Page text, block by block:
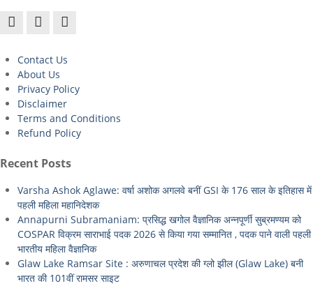
Contact Us
About Us
Privacy Policy
Disclaimer
Terms and Conditions
Refund Policy
Recent Posts
Varsha Ashok Aglawe: वर्षा अशोक अगलवे बनीं GSI के 176 साल के इतिहास में
पहली महिला महानिदेशक
Annapurni Subramaniam: प्रसिद्ध खगोल वैज्ञानिक अन्नपूर्णी सुब्रमण्यम को
COSPAR विक्रम साराभाई पदक 2026 से किया गया सम्मानित , पदक पाने वाली पहली
भारतीय महिला वैज्ञानिक
Glaw Lake Ramsar Site : अरुणाचल प्रदेश की ग्लो झील (Glaw Lake) बनी
भारत की 101वीं रामसर साइट